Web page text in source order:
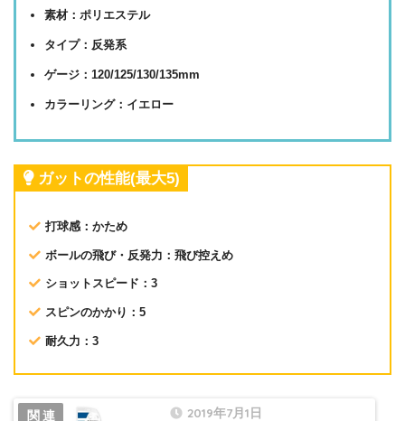
素材：ポリエステル
タイプ：反発系
ゲージ：120/125/130/135mm
カラーリング：イエロー
ガットの性能(最大5)
打球感：かため
ボールの飛び・反発力：飛び控えめ
ショットスピード：3
スピンのかかり：5
耐久力：3
2019年7月1日